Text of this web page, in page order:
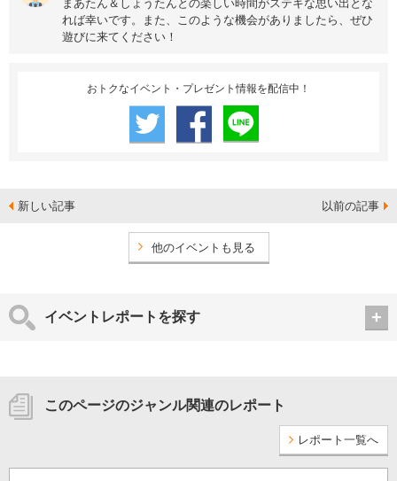
まあたん＆しょうたんとの楽しい時間がステキな思い出とな
れば幸いです。また、このような機会がありましたら、ぜひ
遊びに来てください！
おトクなイベント・プレゼント情報を配信中！
新しい記事 以前の記事
他のイベントも見る
イベントレポートを探す
このページのジャンル関連のレポート
レポート一覧へ